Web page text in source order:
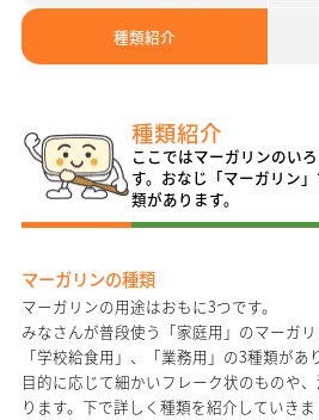
種類紹介
種類紹介
ここではマーガリンのい
す。おなじ「マーガリン
類があります。
マーガリンの種類
マーガリンの用途はおもに3つです。
みなさんが普段使う「家庭用」のマーガ
「学校給食用」、「業務用」の3種類が
目的に応じて細かいフレーク状のものや
ります。下で詳しく種類を紹介していきま